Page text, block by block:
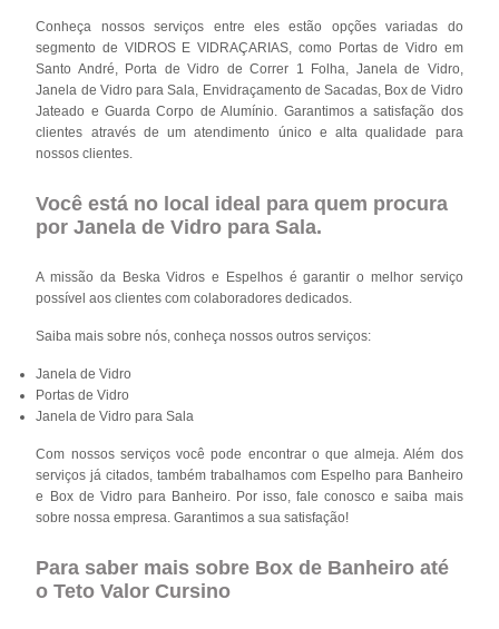
Conheça nossos serviços entre eles estão opções variadas do
segmento de VIDROS E VIDRAÇARIAS, como Portas de Vidro em
Santo André, Porta de Vidro de Correr 1 Folha, Janela de Vidro,
Janela de Vidro para Sala, Envidraçamento de Sacadas, Box de Vidro
Jateado e Guarda Corpo de Alumínio. Garantimos a satisfação dos
clientes através de um atendimento único e alta qualidade para
nossos clientes.
Você está no local ideal para quem procura
porJanela de Vidro para Sala.
A missão da Beska Vidros e Espelhos é garantir o melhor serviço
possível aos clientes com colaboradores dedicados.
Saiba mais sobre nós, conheça nossos outros serviços:
Janela de Vidro
Portas de Vidro
Janela de Vidro para Sala
Com nossos serviços você pode encontrar o que almeja. Além dos
serviços já citados, também trabalhamos com Espelho para Banheiro
e Box de Vidro para Banheiro. Por isso, fale conosco e saiba mais
sobre nossa empresa. Garantimos a sua satisfação!
Para saber mais sobre Box de Banheiro até
o Teto Valor Cursino